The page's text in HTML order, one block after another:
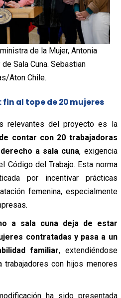
de la Mujer, Antonia
Sala Cuna. Sebastian
Aton Chile.
al tope de 20 mujeres
relevantes del proyecto es la
contar con 20 trabajadoras
a sala cuna, exigencia
Código del Trabajo. Esta norma
por incentivar prácticas
femenina, especialmente
a sala cuna deja de estar
contratadas y pasa a un
familiar, extendiéndose
trabajadores con hijos menores
ha sido presentada